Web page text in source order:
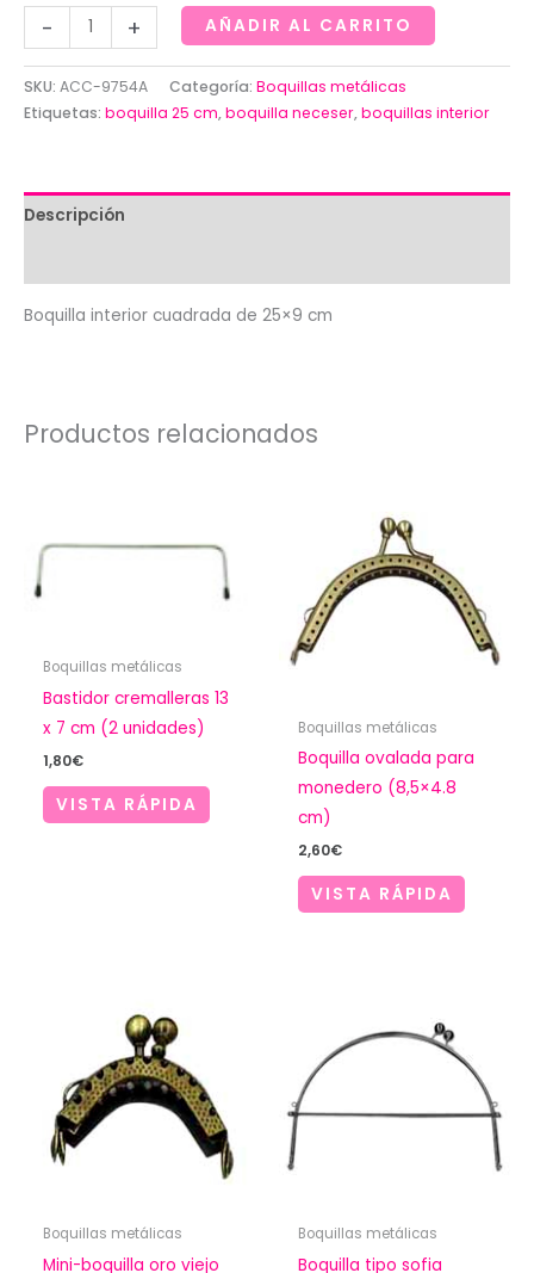
-
interior
cuadrada
de
cantidad
+ AÑADIR AL CARRITO
SKU: ACC-9754A Categoría: Boquillas metálicas
Etiquetas: boquilla 25 cm,boquilla neceser,boquillas interior
Descripción
Boquilla interior cuadrada de 25×9 cm
Productos relacionados
Boquillas metálicas
Bastidor cremalleras 13
x 7 cm (2 unidades)
1,80€
VISTA RÁPIDA
Boquillas metálicas
Boquilla ovalada para
monedero (8,5×4.8
cm)
2,60€
VISTA RÁPIDA
Boquillas metálicas
Mini-boquilla oro viejo
Boquillas metálicas
Boquilla tipo sofia